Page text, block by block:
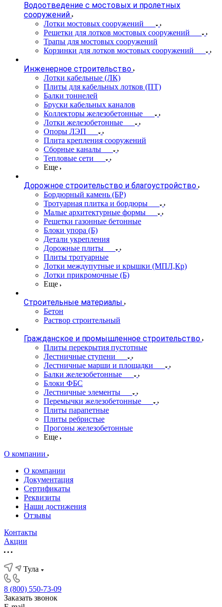
Водоотведение с мостовых и пролетных
сооружений
Лотки мостовых сооружений
Решетки для лотков мостовых сооружений
Трапы для мостовых сооружений
Корзинки для лотков мостовых сооружений
Инженерное строительство
Лотки кабельные (ЛК)
Плиты для кабельных лотков (ПТ)
Балки тоннелей
Бруски кабельных каналов
Коллекторы железобетонные
Лотки железобетонные
Опоры ЛЭП
Плита крепления сооружений
Сборные каналы
Тепловые сети
Еще
Дорожное строительство и благоустройство
Бордюрный камень (БР)
Тротуарная плитка и бордюры
Малые архитектурные формы
Решетки газонные бетонные
Блоки упора (Б)
Детали укрепления
Дорожные плиты
Плиты тротуарные
Лотки междупутные и крышки (МПЛ,Кр)
Лотки прикромочные (Б)
Еще
Строительные материалы
Бетон
Раствор строительный
Гражданское и промышленное строительство
Плиты перекрытия пустотные
Лестничные ступени
Лестничные марши и площадки
Балки железобетонные
Блоки ФБС
Лестничные элементы
Перемычки железобетонные
Плиты парапетные
Плиты ребристые
Прогоны железобетонные
Еще
О компании
О компании
Документация
Сертификаты
Реквизиты
Наши достижения
Отзывы
Контакты
Акции
Тула
8 (800) 550-73-09
Заказать звонок